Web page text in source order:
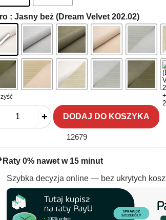
: Jasny beż (Dream Velvet 202.02)
+ DODAJ DO KOSZYKA
12679
Raty 0% nawet w 15 minut
Szybka decyzja online — bez ukrytych